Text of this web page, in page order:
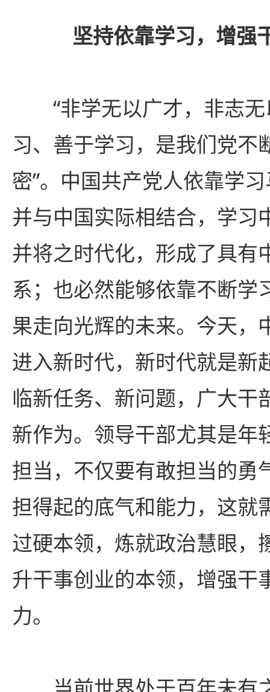
坚持依靠学习，增强
“非学无以广才，非志
习、善于学习，是我们党不
密”。中国共产党人依靠学
并与中国实际相结合，学习
并将之时代化，形成了具有
系；也必然能够依靠不断学
果走向光辉的未来。今天，
进入新时代，新时代就是新
临新任务、新问题，广大干
新作为。领导干部尤其是年
担当，不仅要有敢担当的勇
担得起的底气和能力，这就
过硬本领，炼就政治慧眼，
升干事创业的本领，增强干
力。